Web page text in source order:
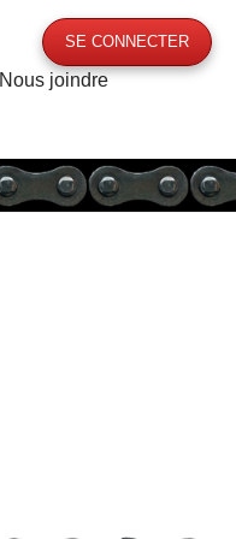
SE CONNECTER
Nous joindre